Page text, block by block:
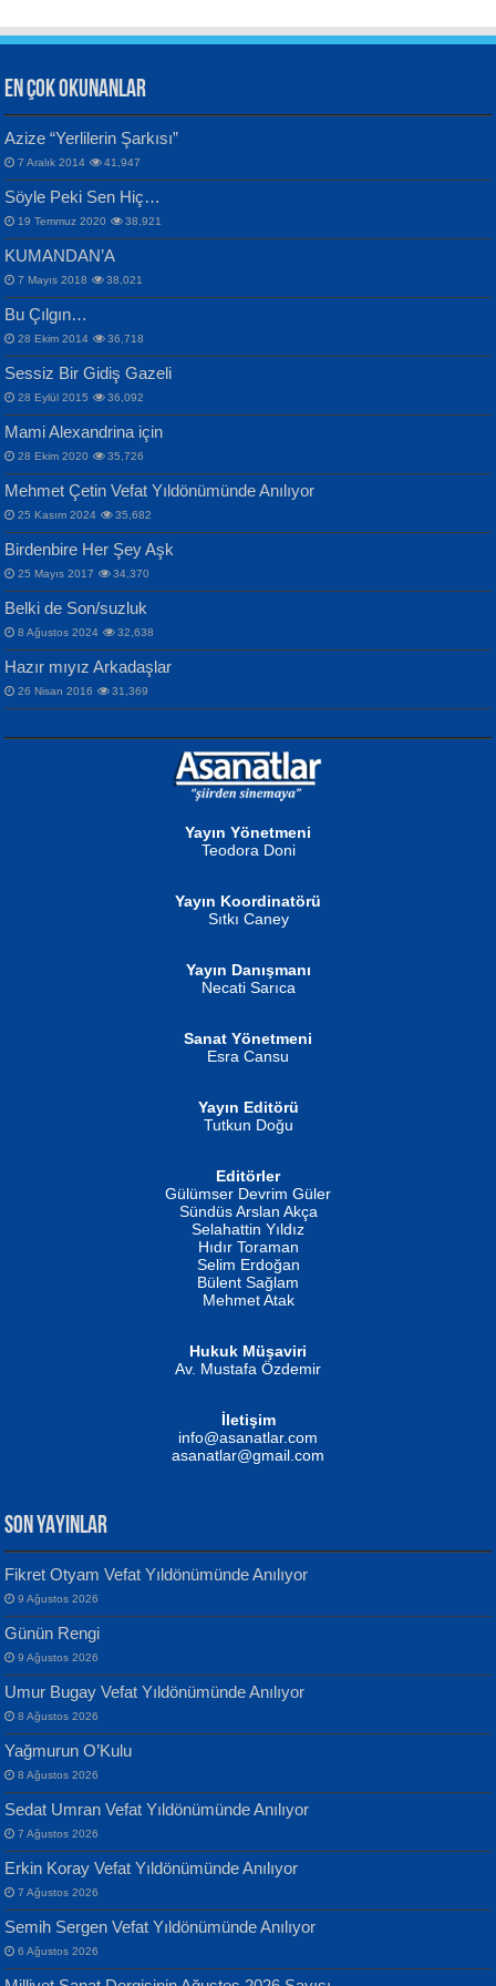
VAHDETTİN YİĞİTCAN
Samimiyet Nedir?...
İPEK ACAR SERT
Gazze’nin Şecaati, Ümmetin İmtihanı...
MAHMUT GÜRBÜZ
İbrahim Olmak ve Bitirebilmek...
NURAN KÖSE BAYDAR
İSMAİL OKUTAN
Erkeklerin Kahrolması Ne Demektir
MUSTAFA KELOĞLU
Yarına İz Bırakmak...
ATİLLA ÖZEN
Sultan Olmadan Önce Eyüp...
Bülent Sağlam
Mescid-i Aksâ Üstüne Ay!...
Selahattin Yıldız
İdrakimle Üşürken...
Songül Özel
Mahzen...
Ben Deniz Değilim ki...
Evvel Zaman Tanrıçası...
Yılmaz Ekinci
Geceye Söylenen...
Banu Sancak
Defterimden İçeri...
CAHİT SITKI TARANCI
Otuz Beş Yaş Şiiri...
ERDEM BAYAZIT
Sana, Bana, Vatanıma, Ülkemin
İnsanlarına Dair...
NAZIM HİKMET RAN
Bir Cezaevinde, Tecritteki Adamın
Mektupları...
EN ÇOK OKUNANLAR
Azize “Yerlilerin Şarkısı”
7 Aralık 2014 41,947
Söyle Peki Sen Hiç…
19 Temmuz 2020 38,921
KUMANDAN’A
7 Mayıs 2018 38,021
Bu Çılgın…
28 Ekim 2014 36,718
Sessiz Bir Gidiş Gazeli
28 Eylül 2015 36,092
Mami Alexandrina için
28 Ekim 2020 35,726
Mehmet Çetin Vefat Yıldönümünde Anılıyor
25 Kasım 2024 35,682
Birdenbire Her Şey Aşk
25 Mayıs 2017 34,370
Belki de Son/suzluk
8 Ağustos 2024 32,638
Hazır mıyız Arkadaşlar
26 Nisan 2016 31,369
Yayın Yönetmeni
Teodora Doni
Yayın Koordinatörü
Sıtkı Caney
Yayın Danışmanı
Necati Sarıca
Sanat Yönetmeni
Esra Cansu
Yayın Editörü
Tutkun Doğu
Editörler
Gülümser Devrim Güler
Sündüs Arslan Akça
Selahattin Yıldız
Hıdır Toraman
Selim Erdoğan
Bülent Sağlam
Mehmet Atak
Hukuk Müşaviri
Av. Mustafa Özdemir
İletişim
info@asanatlar.com
asanatlar@gmail.com
SON YAYINLAR
Fikret Otyam Vefat Yıldönümünde Anılıyor
9 Ağustos 2026
Günün Rengi
9 Ağustos 2026
Umur Bugay Vefat Yıldönümünde Anılıyor
8 Ağustos 2026
Yağmurun O’Kulu
8 Ağustos 2026
Sedat Umran Vefat Yıldönümünde Anılıyor
7 Ağustos 2026
Erkin Koray Vefat Yıldönümünde Anılıyor
7 Ağustos 2026
Semih Sergen Vefat Yıldönümünde Anılıyor
6 Ağustos 2026